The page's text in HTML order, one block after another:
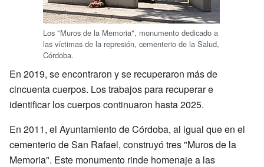
Los "Muros de la Memoria", monumento dedicado a
las víctimas de la represión, cementerio de la Salud,
Córdoba.
En 2019, se encontraron y se recuperaron más de
cincuenta cuerpos. Los trabajos para recuperar e
identificar los cuerpos continuaron hasta 2025.
En 2011, el Ayuntamiento de Córdoba, al igual que en el
cementerio de San Rafael, construyó tres "Muros de la
Memoria". Este monumento rinde homenaje a las